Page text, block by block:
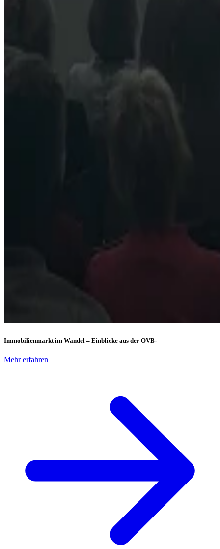
Immobilienmarkt im Wandel – Einblicke aus der OVB-
Mehr erfahren